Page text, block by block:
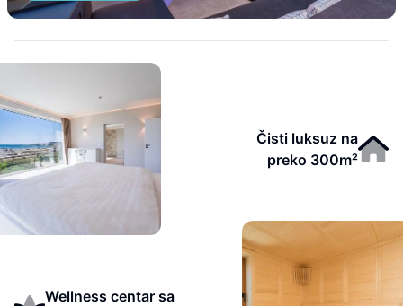
Čisti luksuz na
preko 300m²
Wellness centar sa